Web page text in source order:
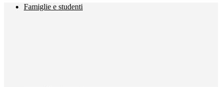
Famiglie e studenti